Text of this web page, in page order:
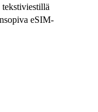
eSIM-